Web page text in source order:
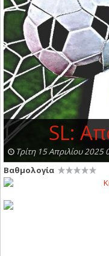
SL:
Τρίτη 15 Απριλίου 2025
Βαθμολογία